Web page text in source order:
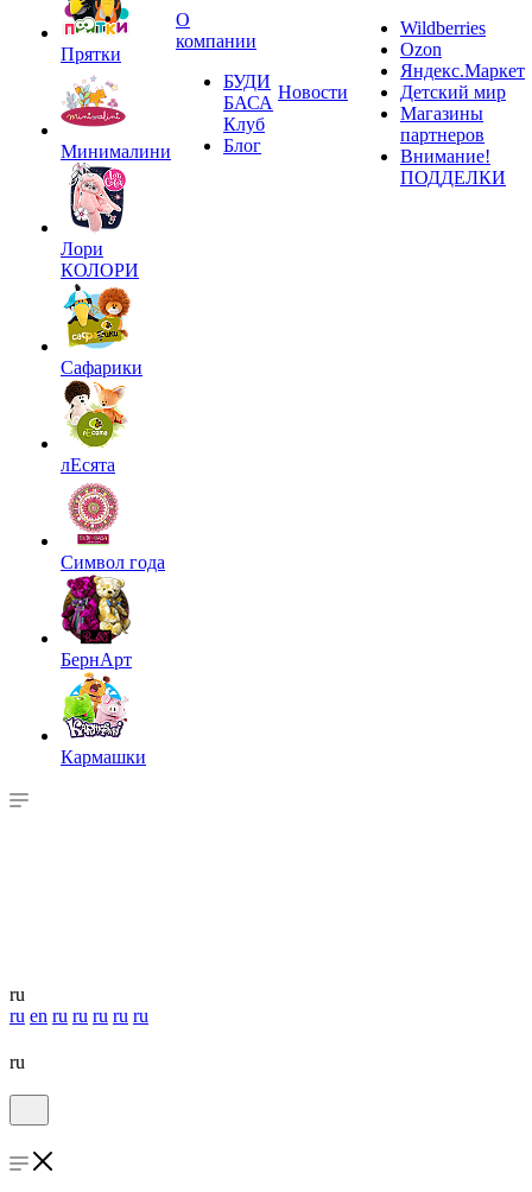
Прятки
Минималини
Лори
КОЛОРИ
Сафарики
лЕсята
Символ года
БернАрт
Кармашки
О
компании
БУДИ
БАСА
Клуб
Блог
Новости
Wildberries
Ozon
Яндекс.Маркет
Детский мир
Магазины
партнеров
Внимание!
ПОДДЕЛКИ
ru
ru en ru ru ru ru ru
ru